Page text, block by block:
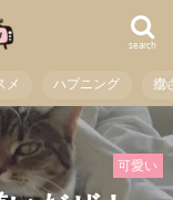
search
メ ハプニング 癒
可愛い